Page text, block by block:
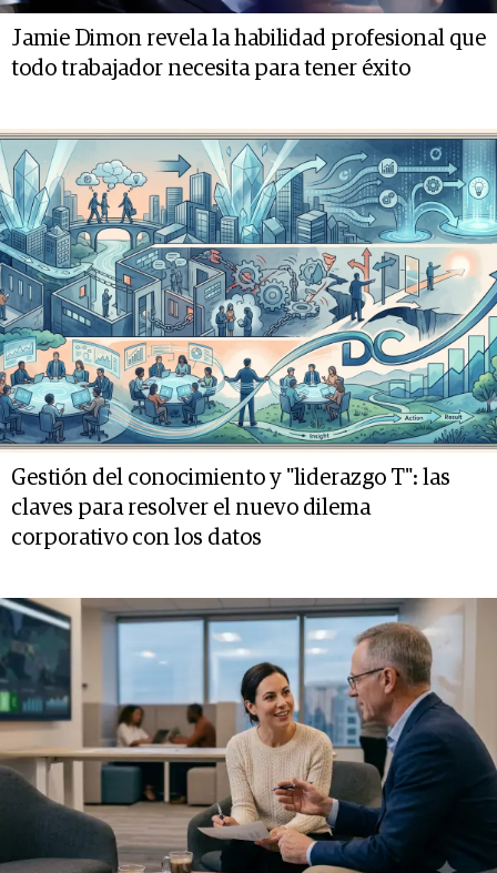
Jamie Dimon revela la habilidad profesional que
todo trabajador necesita para tener éxito
Gestión del conocimiento y "liderazgo T": las
claves para resolver el nuevo dilema
corporativo con los datos